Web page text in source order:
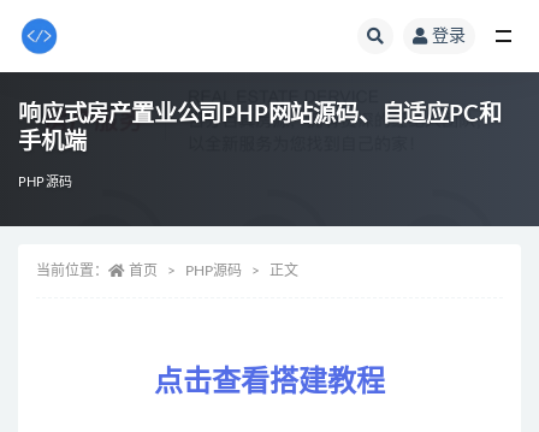
登录
响应式房产置业公司PHP网站源码、自适应PC和
手机端
PHP源码
当前位置： 首页 PHP源码 正文
点击查看搭建教程